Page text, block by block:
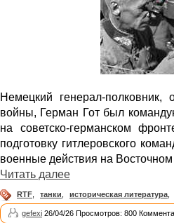
Немецкий генерал-
войны, Герман Гот был
на советско-германском
подготовку гитлеровского
военные действия на
Читать далее
RTF танки историческая литература
gefexi 26/04/26 Просмотров: 800